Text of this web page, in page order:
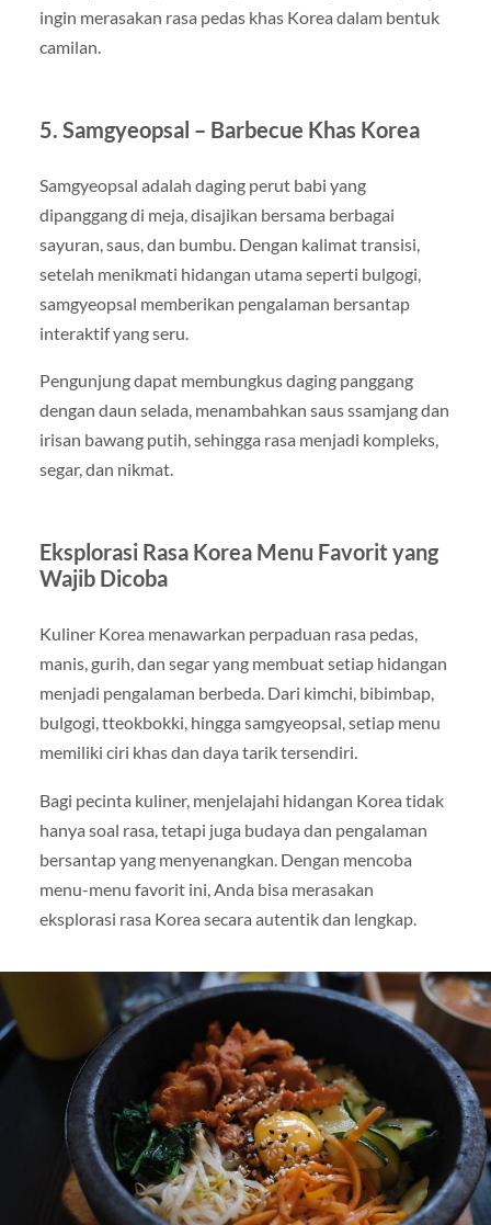
ingin merasakan rasa pedas khas Korea dalam bentuk
camilan.
5. Samgyeopsal – Barbecue Khas Korea
Samgyeopsal adalah daging perut babi yang
dipanggang di meja, disajikan bersama berbagai
sayuran, saus, dan bumbu. Dengan kalimat transisi,
setelah menikmati hidangan utama seperti bulgogi,
samgyeopsal memberikan pengalaman bersantap
interaktif yang seru.
Pengunjung dapat membungkus daging panggang
dengan daun selada, menambahkan saus ssamjang dan
irisan bawang putih, sehingga rasa menjadi kompleks,
segar, dan nikmat.
Eksplorasi Rasa Korea Menu Favorit yang
Wajib Dicoba
Kuliner Korea menawarkan perpaduan rasa pedas,
manis, gurih, dan segar yang membuat setiap hidangan
menjadi pengalaman berbeda. Dari kimchi, bibimbap,
bulgogi, tteokbokki, hingga samgyeopsal, setiap menu
memiliki ciri khas dan daya tarik tersendiri.
Bagi pecinta kuliner, menjelajahi hidangan Korea tidak
hanya soal rasa, tetapi juga budaya dan pengalaman
bersantap yang menyenangkan. Dengan mencoba
menu-menu favorit ini, Anda bisa merasakan
eksplorasi rasa Korea secara autentik dan lengkap.